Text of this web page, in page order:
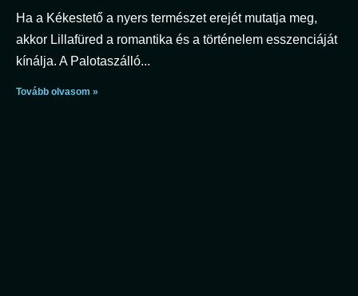
Ha a Kékestető a nyers természet erejét mutatja meg,
akkor Lillafüred a romantika és a történelem esszenciáját
kínálja. A Palotaszálló
Tovább olvasom »